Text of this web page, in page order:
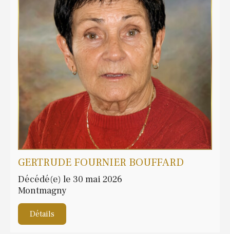
GERTRUDE FOURNIER BOUFFARD
Décédé(e) le 30 mai 2026
Montmagny
Détails